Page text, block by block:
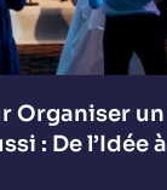
Organiser un
: De l’Idée à